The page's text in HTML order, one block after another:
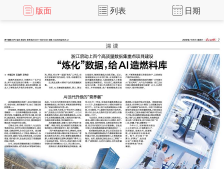
版面 列表 日期